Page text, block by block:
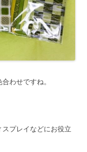
わせですね。
プレイなどにお役立